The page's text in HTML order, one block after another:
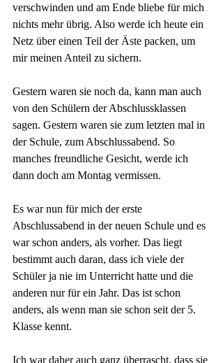
verschwinden und am Ende bliebe für mich
nichts mehr übrig. Also werde ich heute ein
Netz über einen Teil der Äste packen, um
mir meinen Anteil zu sichern.
Gestern waren sie noch da, kann man auch
von den Schülern der Abschlussklassen
sagen. Gestern waren sie zum letzten mal in
der Schule, zum Abschlussabend. So
manches freundliche Gesicht, werde ich
dann doch am Montag vermissen.
Es war nun für mich der erste
Abschlussabend in der neuen Schule und es
war schon anders, als vorher. Das liegt
bestimmt auch daran, dass ich viele der
Schüler ja nie im Unterricht hatte und die
anderen nur für ein Jahr. Das ist schon
anders, als wenn man sie schon seit der 5.
Klasse kennt.
Ich war daher auch ganz überrascht, dass sie